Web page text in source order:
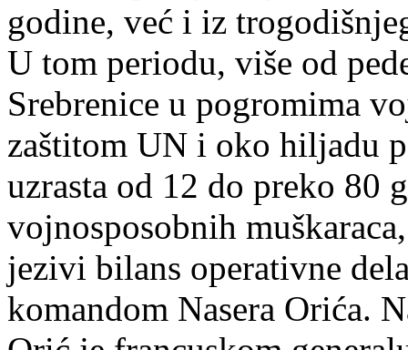
godine, već i iz
U tom periodu, više od
Srebrenice u pogromima
zaštitom UN i oko hiljadu
uzrasta od 12 do preko 80
vojnosposobnih
jezivi bilans operativne
komandom Nasera Orića.